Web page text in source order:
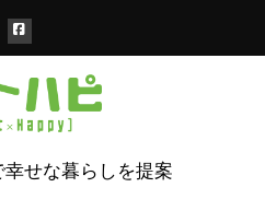
せな暮らしを提案